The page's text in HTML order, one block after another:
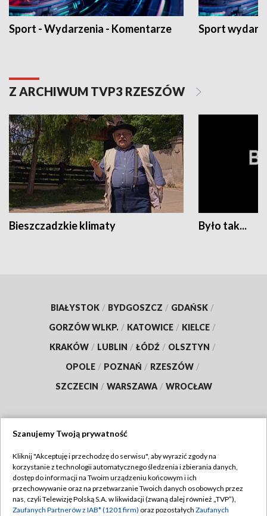
Sport - Wydarzenia - Komentarze Sport
Z ARCHIWUM TVP3 RZESZÓW
Bieszczadzkie klimaty Było tak...
BIAŁYSTOK / BYDGOSZCZ / GDAŃSK /
GORZÓW WLKP. / KATOWICE / KIELCE /
KRAKÓW / LUBLIN / ŁÓDŹ / OLSZTYN /
OPOLE / POZNAŃ / RZESZÓW /
SZCZECIN / WARSZAWA / WROCŁAW
TVP
Abonament TVP
Emisja w TVP
Regulamin TVP
Polityka prywatności
Szanujemy Twoją prywatność
Kliknij "Akceptuję i przechodzę do serwisu", aby wyrazić zgody na
korzystanie z technologii automatycznego śledzenia i zbierania danych,
dostęp do informacji na Twoim urządzeniu końcowym i ich
przechowywanie oraz na przetwarzanie Twoich danych osobowych przez
nas, czyli Telewizję Polską S.A. w likwidacji (zwaną dalej również „TVP”),
Zaufanych Partnerów z IAB* (1201 firm) oraz pozostałych Zaufanych